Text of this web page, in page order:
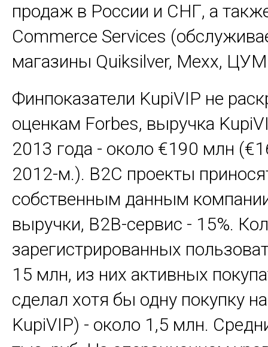
продаж в России и СНГ, а
Commerce Services
магазины Quiksilver, Mexx,
Финпоказатели KupiVIP не
оценкам Forbes, выручка
2013 года - около €190 млн
2012-м.). В2С проекты
собственным данным
выручки, В2В-сервис - 15%.
зарегистрированных
15 млн, из них активных
сделал хотя бы одну покупку
KupiVIP) - около 1,5 млн.